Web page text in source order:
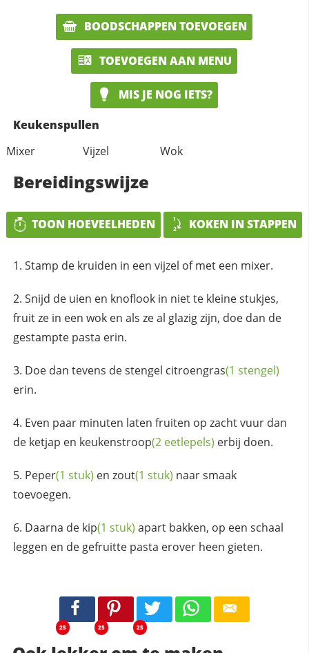
BOODSCHAPPEN TOEVOEGEN
TOEVOEGEN AAN MENU
MIS JE NOG IETS?
Keukenspullen
Mixer
Vijzel Wok
Bereidingswijze
TOON HOEVEELHEDEN KOKEN IN STAPPEN
Stamp de kruiden in een vijzel of met een mixer.
Snijd de uien en knoflook in niet te kleine stukjes,
fruit ze in een wok en als ze al glazig zijn, doe dan de
gestampte pasta erin.
Doe dan tevens de stengel citroengras(1 stengel)
erin.
Even paar minuten laten fruiten op zacht vuur dan
de ketjap en keukenstroop(2 eetlepels) erbij doen.
Peper(1 stuk) en zout(1 stuk) naar smaak
toevoegen.
Daarna de kip(1 stuk) apart bakken, op een schaal
leggen en de gefruitte pasta erover heen gieten.
25 25 25